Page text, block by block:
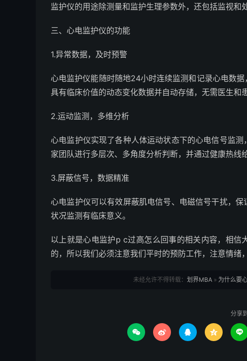
监护仪的用途除测量和监护生理参数外，还包括监视和
三、心电监护仪的功能
1.异常数据，及时预警
心电监护仪能随时随地24小时连续监测和记录心电数
具有临床价值的动态变化数据并自动存储，无需医生和
2.运动监测，多维分析
心电监护仪实现了各种人体运动状态下的心电信号监
家团队进行多层次、多角度分析判断，并通过健康热线
3.屏蔽信号，数据精准
心电监护仪可以有效屏蔽肌电信号、电磁信号干扰，
状况监测有临床意义。
以上就是心电监护p c过高怎么回事的相关内容，相
的，所以我们必须注意我们平时的预防工作，注意情绪
未经允许不得转载： 划界MBA » 为什么要
分享到
    